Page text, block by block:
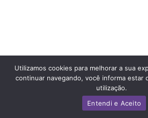
Utilizamos cookies para melhorar a sua
continuar navegando, você informa estar
utilização.
Entendi e Aceito